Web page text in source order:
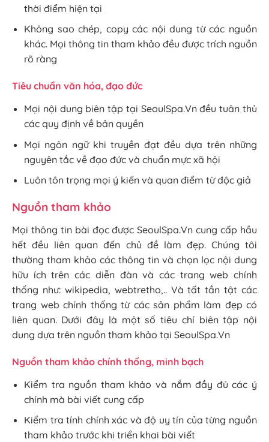
thời điểm hiện tại
Không sao chép, copy các nội dung từ các nguồn
khác. Mọi thông tin tham khảo đều được trích nguồn
rõ ràng
Tiêu chuẩn văn hóa, đạo đức
Mọi nội dung biên tập tại SeoulSpa.Vn đều tuân thủ
các quy định về bản quyền
Mọi ngôn ngữ khi truyền đạt đều dựa trên những
nguyên tắc về đạo đức và chuẩn mực xã hội
Luôn tôn trọng mọi ý kiến và quan điểm từ độc giả
Nguồn tham khảo
Mọi thông tin bài đọc được SeoulSpa.Vn cung cấp hầu
hết đều liên quan đến chủ đề làm đẹp. Chúng tôi
thường tham khảo các thông tin và chọn lọc nội dung
hữu ích trên các diễn đàn và các trang web chính
thống như: wikipedia, webtretho,.. Và tất tần tật các
trang web chính thống từ các sản phẩm làm đẹp có
liên quan. Dưới đây là một số tiêu chí biên tập nội
dung dựa trên nguồn tham khảo tại SeoulSpa.Vn
Nguồn tham khảo chính thống, minh bạch
Kiểm tra nguồn tham khảo và nắm đầy đủ các ý
chính mà bài viết cung cấp
Kiểm tra tính chính xác và độ uy tín của từng nguồn
tham khảo trước khi triển khai bài viết